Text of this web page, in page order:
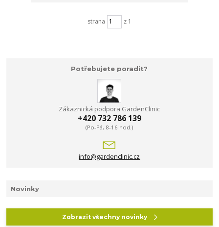
strana z 1
Potřebujete poradit?
Zákaznická podpora GardenClinic
+420 732 786 139
(Po-Pá, 8-16 hod.)
info@gardenclinic.cz
Novinky
Zobrazit všechny novinky